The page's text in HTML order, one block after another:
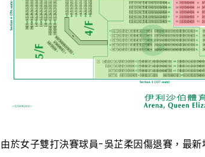
由於女子雙打決賽球員-吳芷柔因傷退賽，最新